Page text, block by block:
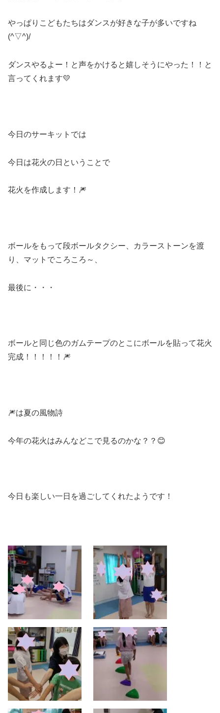
やっぱりこどもたちはダンスが好きな子が多いですね
(^▽^)/
ダンスやるよー！と声をかけると嬉しそうにやった！！と
言ってくれます💛
今日のサーキットでは
今日は花火の日ということで
花火を作成します！🎆
ボールをもって段ボールタクシー、カラーストーンを渡
り、マットでころころ～、
最後に・・・
ボールと同じ色のガムテープのとこにボールを貼って花火
完成！！！！！🎆
🎆は夏の風物詩
今年の花火はみんなどこで見るのかな？？😊
今日も楽しい一日を過ごしてくれたようです！